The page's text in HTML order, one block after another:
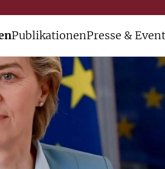
PublikationenPresse &